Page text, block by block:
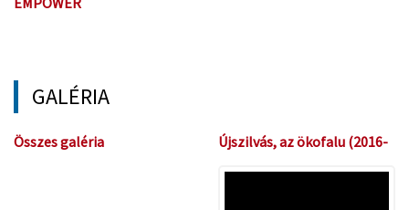
GALÉRIA
Összes galéria
Újszilvás, az ökofalu (2016-